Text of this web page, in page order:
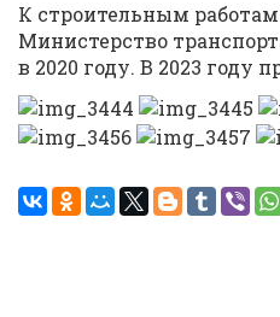
К строительным
Министерство
в 2020 году. В 2023 году